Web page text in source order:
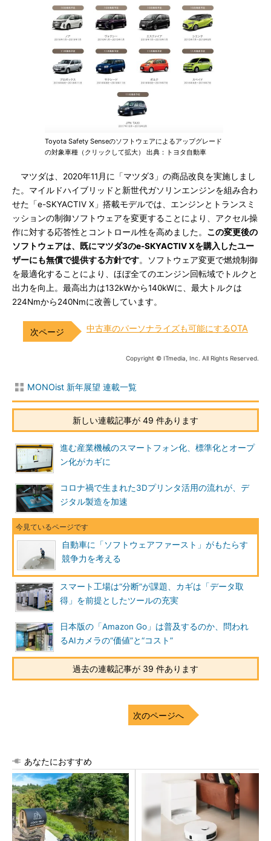
Toyota Safety Senseのソフトウェアによるアップグレード
の対象車種（クリックして拡大） 出典：トヨタ自動車
マツダは、2020年11月に「マツダ3」の商品改良を実施しまし
た。マイルドハイブリッドと新世代ガソリンエンジンを組み合わ
せた「e-SKYACTIV X」搭載モデルでは、エンジンとトランスミ
ッションの制御ソフトウェアを変更することにより、アクセル操
作に対する応答性とコントロール性を高めました。 この変更後の
ソフトウェアは、既にマツダ3のe-SKYACTIV Xを購入したユー
ザーにも無償で提供する方針です。ソフトウェア変更で燃焼制御
を最適化することにより、ほぼ全てのエンジン回転域でトルクと
出力を向上。最高出力は132kWから140kWに、最大トルクは
224Nmから240Nmに改善しています。
中古車のパーソナライズも可能にするOTA
Copyright © ITmedia, Inc. All Rights Reserved.
MONOist 新年展望 連載一覧
新しい連載記事が 49 件あります
進む産業機械のスマートフォン化、標準化とオープ
ン化がカギに
コロナ禍で生まれた3Dプリンタ活用の流れが、デ
ジタル製造を加速
自動車に「ソフトウェアファースト」がもたらす
競争力を考える
スマート工場は“分断”が課題、カギは「データ取
得」を前提としたツールの充実
日本版の「Amazon Go」は普及するのか、問われ
るAIカメラの“価値”と“コスト”
過去の連載記事が 39 件あります
次のページへ
あなたにおすすめ